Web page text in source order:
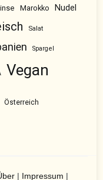
Marokko Nudel
Salat
Spargel
Vegan
Österreich
| Impressum |